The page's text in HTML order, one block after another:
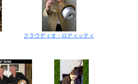
クラウディオ・ロディッティ